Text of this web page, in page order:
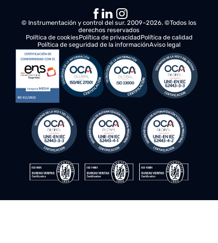
procesos críticos de fabricación aeronáutica.
© Instrumentación y control del sur. 2009–2026. ©Todos los
derechos reservados
Política de cookies
Política de privacidadPolítica de calidad
Política de seguridad de la informaciónAviso legal